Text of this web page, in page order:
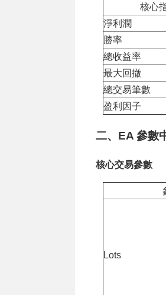
核心
淨利潤
勝率
總收益率
最大回撤
總交易筆數
盈利因子
二、EA 參數
核心交易參數
Lots